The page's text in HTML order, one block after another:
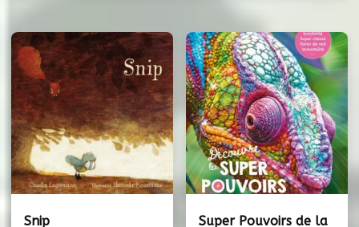
Snip
Super Pouvoirs de la